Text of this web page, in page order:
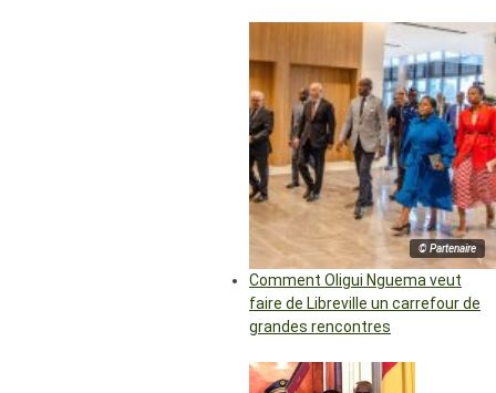
© Partenaire
Comment Oligui Nguema veut
faire de Libreville un carrefour de
grandes rencontres